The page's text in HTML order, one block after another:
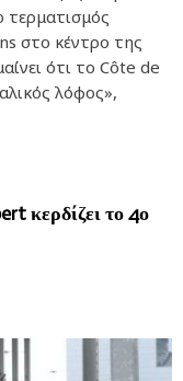
τερματισμός
στο κέντρο της
ότι το Côte de
λόφος»,
κερδίζει το 4ο